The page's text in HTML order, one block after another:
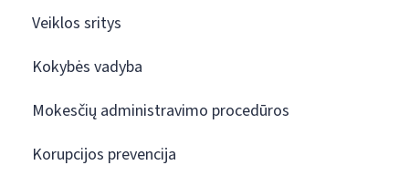
Veiklos sritys
Kokybės vadyba
Mokesčių administravimo procedūros
Korupcijos prevencija